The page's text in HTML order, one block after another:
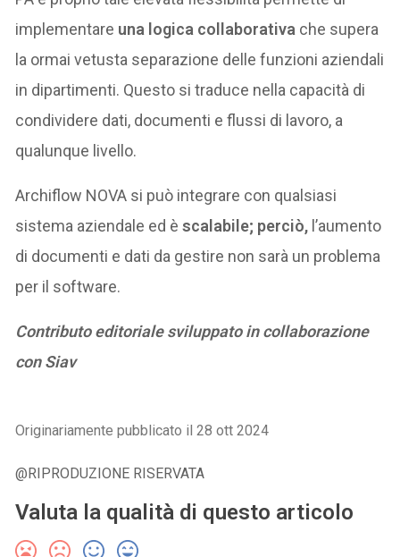
implementare una logica collaborativa che supera
la ormai vetusta separazione delle funzioni aziendali
in dipartimenti. Questo si traduce nella capacità di
condividere dati, documenti e flussi di lavoro, a
qualunque livello.
Archiflow NOVA si può integrare con qualsiasi
sistema aziendale ed èscalabile; perciò, l’aumento
di documenti e dati da gestire non sarà un problema
per il software.
Contributo editoriale sviluppato in collaborazione
con Siav
Originariamente pubblicato il 28 ott 2024
@RIPRODUZIONE RISERVATA
Valuta la qualità di questo articolo